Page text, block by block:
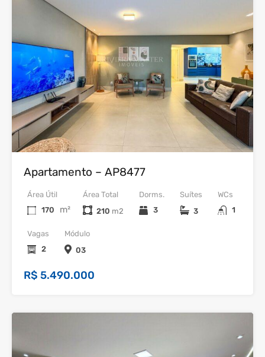
Venda
Apartamento – AP8477
Dorms.
3
WCs
1
Área Útil
170
m²
Vagas
2
Área Total
210
Suítes
3
Módulo
03
R$ 5.490.000